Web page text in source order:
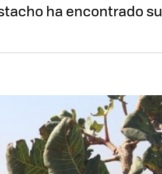
ha encontrado su